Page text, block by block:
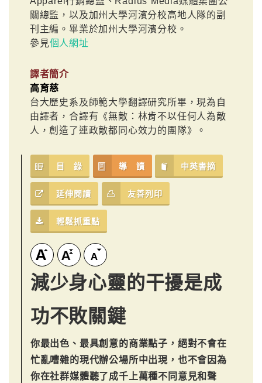
關總監，以及加州大學河濱分校高地人隊的副
刊主編。畢業於加州大學河濱分校。
參見個人網址
譯者簡介
高育慈
台大歷史系及師範大學翻譯研究所畢，現為自
由譯者，合譯有《無敵：林肯不以任何人為敵
人，創造了連政敵都同心效力的團隊》。
目 錄 導 讀 中英書摘
延伸閱讀 友善列印
輕鬆抓重點
減少身心靈的干擾是成
功不敗關鍵
你最出色、最具創意的商業點子，絕對不會在
忙亂嘈雜的現代辦公場所中出現，也不會因為
你在社群媒體聽了成千上萬種不同意見和聲